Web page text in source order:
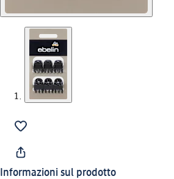
Informazioni sul prodotto